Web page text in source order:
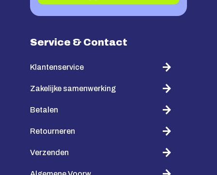
Service & Contact
Klantenservice
Zakelijke samenwerking
Betalen
Retourneren
Verzenden